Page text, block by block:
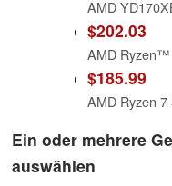
AMD
$202.03
$185.99
Ein oder mehrere
auswählen